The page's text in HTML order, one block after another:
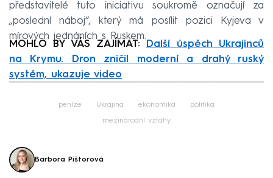
představitelé tuto iniciativu soukromě označují za
„poslední náboj“, který má posílit pozici Kyjeva v
mírových jednáních s Ruskem.
MOHLO BY VÁS ZAJÍMAT:
Další úspěch Ukrajinců
na Krymu. Dron zničil moderní a drahý ruský
systém, ukazuje video
peníze Ukrajina ekonomika politika
mezinárodní vztahy
Barbora Pištorová